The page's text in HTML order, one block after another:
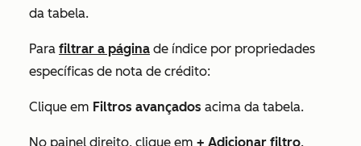
da tabela.
Para filtrar a página de índice por propriedades
específicas de nota de crédito:
Clique em Filtros avançados acima da tabela.
No painel direito, clique em + Adicionar filtro.